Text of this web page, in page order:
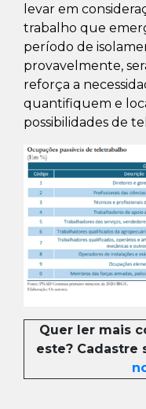
levar em
trabalho que
período de
provavelmente,
reforça a
quantifiquem e
possibilidades de
Quer ler mais
este? Cadastre